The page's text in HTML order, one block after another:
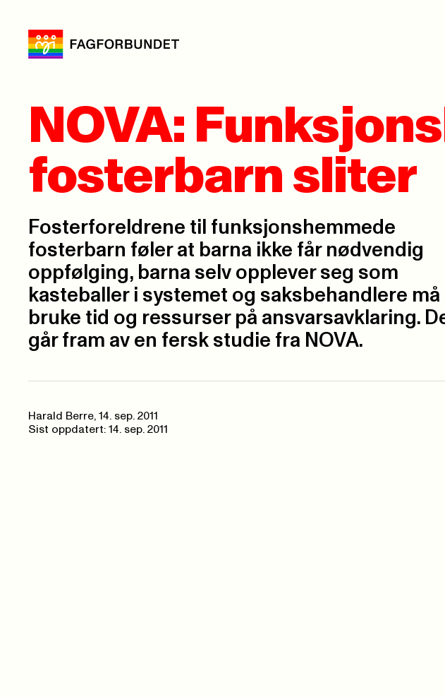
NOVA:
fosterbarn sliter
Fosterforeldrene til funksjonshemmede
fosterbarn føler at barna ikke får nødvendig
oppfølging, barna selv opplever seg som
kasteballer i systemet og saksbehandlere må
bruke tid og ressurser på ansvarsavklaring.
går fram av en fersk studie fra NOVA.
Harald Berre, 14. sep. 2011
Sist oppdatert: 14. sep. 2011